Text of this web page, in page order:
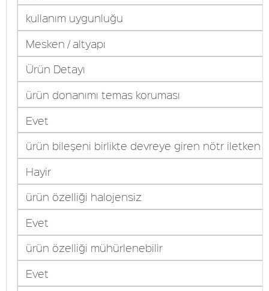
kullanım uygunluğu
Mesken / altyapı
Ürün Detayı
ürün donanımı temas koruması
Evet
ürün bileşeni birlikte devreye giren nötr iletken
Hayir
ürün özelliği halojensiz
Evet
ürün özelliği mühürlenebilir
Evet